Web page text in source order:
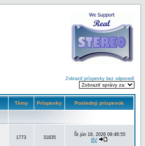
Zobraziť príspevky bez odpovedí
Témy Príspevky Posledný príspevok
1773 31835
Št jún 18, 2026 09:48:55
BV